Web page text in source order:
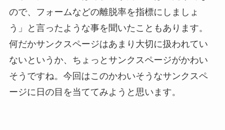
ので、フォームなどの離脱率を指標にしましょ
う」と言ったような事を聞いたこともあります。
何だかサンクスページはあまり大切に扱われてい
ないというか、ちょっとサンクスページがかわい
そうですね。今回はこのかわいそうなサンクスペ
ージに日の目を当ててみようと思います。